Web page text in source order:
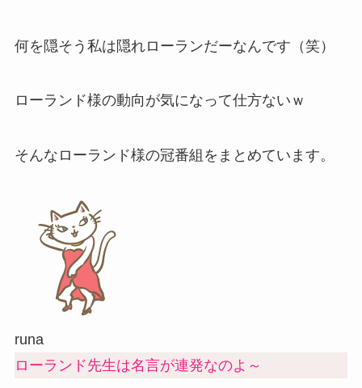
何を隠そう私は隠れローランだーなんです（笑）
ローランド様の動向が気になって仕方ないｗ
そんなローランド様の冠番組をまとめています。
runa
ローランド先生は名言が連発なのよ～